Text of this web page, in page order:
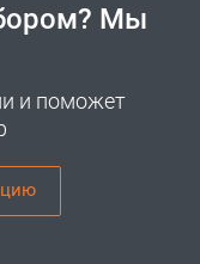
Мы
и поможет